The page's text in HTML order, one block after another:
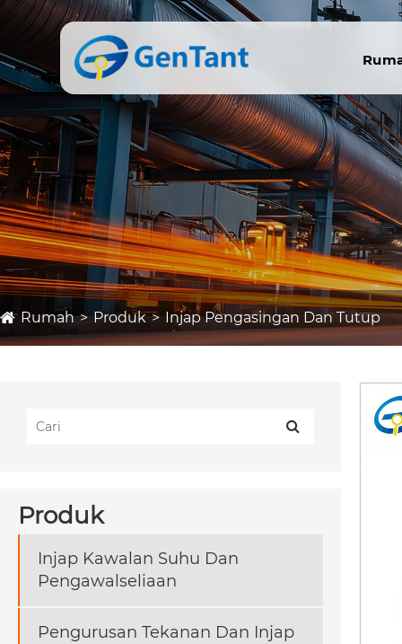
Rumah Produk Injap Pengasingan Dan Tutup
Produk
Injap Kawalan Suhu Dan
Pengawalseliaan
Pengurusan Tekanan Dan Injap